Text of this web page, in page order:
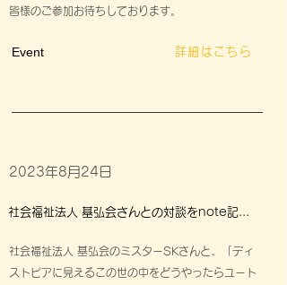
皆様のご参加お待ちしております。
Event 詳細はこちら
2023年8月24日
社会福祉法人 基弘会さんとの対談をnote記事にしてもらいました！
社会福祉法人 基弘会のミスターSKさんと、「ディ
ストピアに見えるこの世の中をどうやったらユート